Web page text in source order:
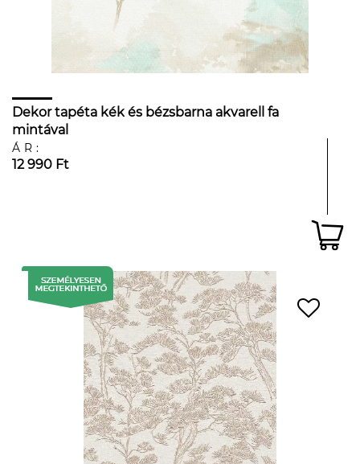
Dekor tapéta kék és bézsbarna akvarell fa
mintával
ÁR:
12 990 Ft